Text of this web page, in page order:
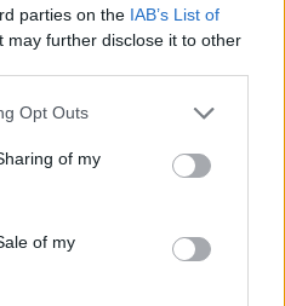
parties on the IAB’s List of
may further disclose it to other
uses one or more Google
behaviour. You may click to
and its third-party tags to
purposes in below Google
Opt Outs
of my
of my
Βασίλειος
καταστήματος
πρόκειται για το